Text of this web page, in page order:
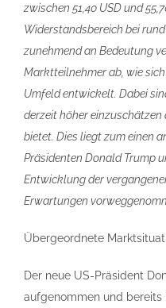
zwischen 51,40 USD und
Widerstandsbereich bei
zunehmend an Bedeutung
Marktteilnehmer ab, wie
Umfeld entwickelt. Dabei
derzeit höher einzuschätzen
bietet. Dies liegt zum einen
Präsidenten Donald Trump
Entwicklung der
Erwartungen
Übergeordnete
Der neue US-Präsident
aufgenommen und bereits